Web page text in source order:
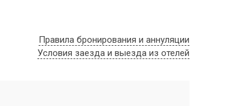
Правила бронирования и аннуляции
Условия заезда и выезда из отелей